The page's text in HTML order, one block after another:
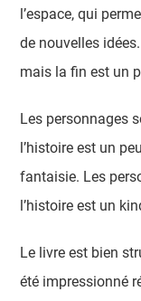
l’espace, qui
de nouvelles
mais la fin est un
Les personnages
l’histoire est un
fantaisie. Les
l’histoire est un
Le livre est bien
été impressionné